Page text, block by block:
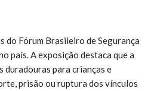
Fórum Brasileiro de Segurança
país. A exposição destaca que a
duradouras para crianças e
prisão ou ruptura dos vínculos